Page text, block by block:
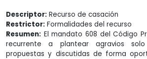
Descriptor: Recurso de casación
Restrictor: Formalidades del recurso
Resumen: El mandato 608 del Código
recurrente a plantear agravios
propuestas y discutidas de forma